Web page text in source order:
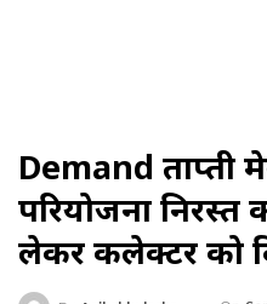
Demand ताप्ती
परियोजना
लेकर कलेक्टर को